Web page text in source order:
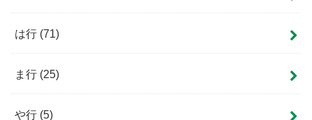
は行 (71)
ま行 (25)
や行 (5)